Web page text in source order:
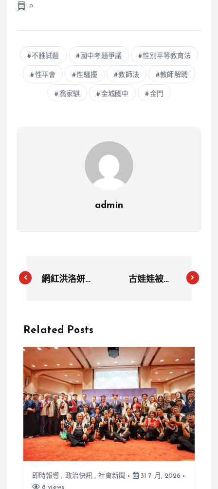
員。
不雅試題 國中考題爭議 性別平等教育法
性平會 性騷擾 教師法 教師解聘
翁家騏 金城國中 金門
admin
網紅洪洛妍跨
成模式遭質疑
古娃娃被控
Related Posts
即時報導 , 政治快訊 , 社會新聞
31 7 月, 2026
8 views